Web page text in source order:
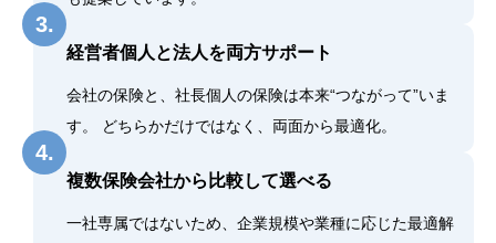
3.
経営者個人と法人を両方サポート
会社の保険と、社長個人の保険は本来“つながって”いま
す。 どちらかだけではなく、両面から最適化。
4.
複数保険会社から比較して選べる
一社専属ではないため、企業規模や業種に応じた最適解